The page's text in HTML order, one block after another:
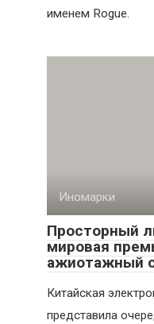
именем Rogue.
Иномарки
Просторный
мировая
ажиотажный
Китайская
представила